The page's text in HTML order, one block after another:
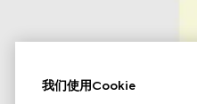
我们使用Cookie